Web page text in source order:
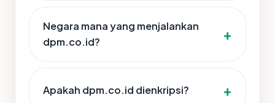
Negara mana yang menjalankan
dpm.co.id?
Apakah dpm.co.id dienkripsi?